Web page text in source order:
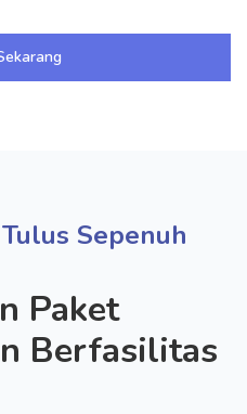
Sepenuh
Paket
Berfasilitas